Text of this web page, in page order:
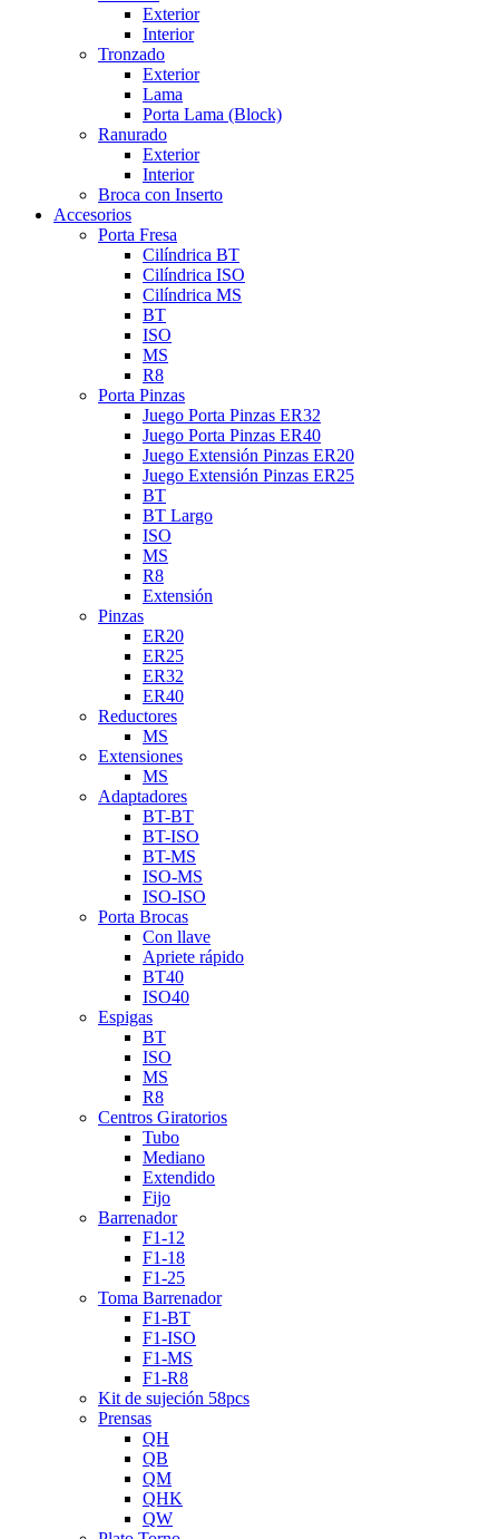
Exterior
Interior
Tronzado
Exterior
Lama
Porta Lama (Block)
Ranurado
Exterior
Interior
Broca con Inserto
Accesorios
Porta Fresa
Cilíndrica BT
Cilíndrica ISO
Cilíndrica MS
BT
ISO
MS
R8
Porta Pinzas
Juego Porta Pinzas ER32
Juego Porta Pinzas ER40
Juego Extensión Pinzas ER20
Juego Extensión Pinzas ER25
BT
BT Largo
ISO
MS
R8
Extensión
Pinzas
ER20
ER25
ER32
ER40
Reductores
MS
Extensiones
MS
Adaptadores
BT-BT
BT-ISO
BT-MS
ISO-MS
ISO-ISO
Porta Brocas
Con llave
Apriete rápido
BT40
ISO40
Espigas
BT
ISO
MS
R8
Centros Giratorios
Tubo
Mediano
Extendido
Fijo
Barrenador
F1-12
F1-18
F1-25
Toma Barrenador
F1-BT
F1-ISO
F1-MS
F1-R8
Kit de sujeción 58pcs
Prensas
QH
QB
QM
QHK
QW